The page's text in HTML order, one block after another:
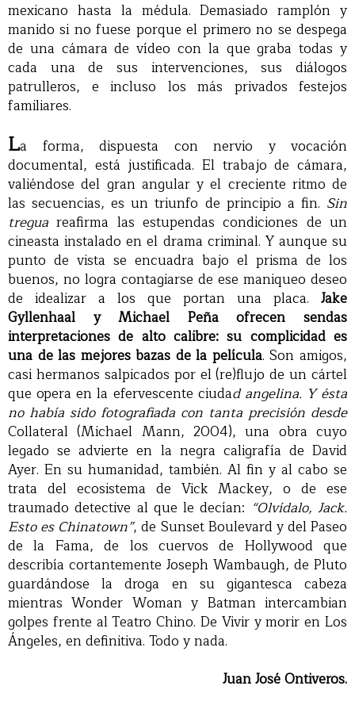
mexicano hasta la médula. Demasiado ramplón y
manido si no fuese porque el primero no se despega
de una cámara de vídeo con la que graba todas y
cada una de sus intervenciones, sus diálogos
patrulleros, e incluso los más privados festejos
familiares.
La forma, dispuesta con nervio y vocación
documental, está justificada. El trabajo de cámara,
valiéndose del gran angular y el creciente ritmo de
las secuencias, es un triunfo de principio a fin. Sin
tregua reafirma las estupendas condiciones de un
cineasta instalado en el drama criminal. Y aunque su
punto de vista se encuadra bajo el prisma de los
buenos, no logra contagiarse de ese maniqueo deseo
de idealizar a los que portan una placa. Jake
Gyllenhaal y Michael Peña ofrecen sendas
interpretaciones de alto calibre: su complicidad es
una de las mejores bazas de la película. Son amigos,
casi hermanos salpicados por el (re)flujo de un cártel
que opera en la efervescente ciudad angelina. Y ésta
no había sido fotografiada con tanta precisión desde
Collateral (Michael Mann, 2004), una obra cuyo
legado se advierte en la negra caligrafía de David
Ayer. En su humanidad, también. Al fin y al cabo se
trata del ecosistema de Vick Mackey, o de ese
traumado detective al que le decían: “Olvídalo, Jack.
Esto es Chinatown”, de Sunset Boulevard y del Paseo
de la Fama, de los cuervos de Hollywood que
describía cortantemente Joseph Wambaugh, de Pluto
guardándose la droga en su gigantesca cabeza
mientras Wonder Woman y Batman intercambian
golpes frente al Teatro Chino. De Vivir y morir en Los
Ángeles, en definitiva. Todo y nada.
Juan José Ontiveros.